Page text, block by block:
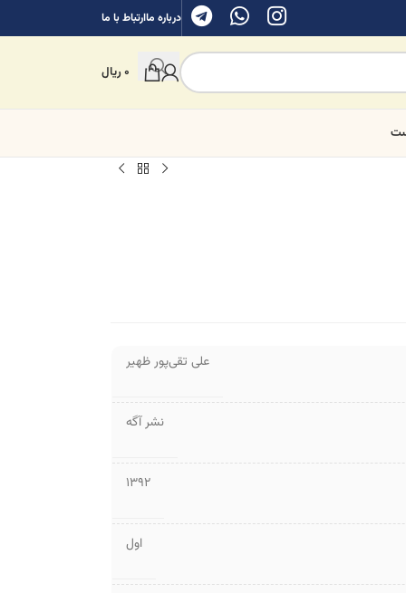
درباره ماارتباط با ما
0ریال
علی تقی‌پور ظهیر
نشر آگه
1392
اول